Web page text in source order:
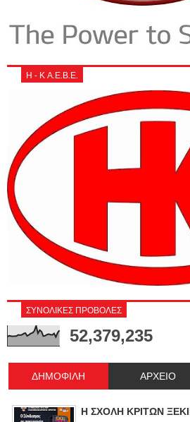
Η - Κ Α.Ε.Β.Ε.
ΣΥΝΟΛΙΚΕΣ ΠΡΟΒΟΛΕΣ
52,379,235
ΔΗΜΟΦΙΛΗ ΑΡΧΕΙΟ
Η ΣΧΟΛΗ ΚΡΙΤΩΝ